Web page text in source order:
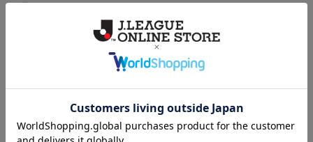
ヘルプページ
ランキング